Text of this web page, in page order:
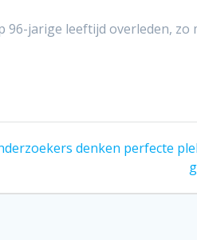
96-jarige leeftijd overleden, zo
denken perfecte